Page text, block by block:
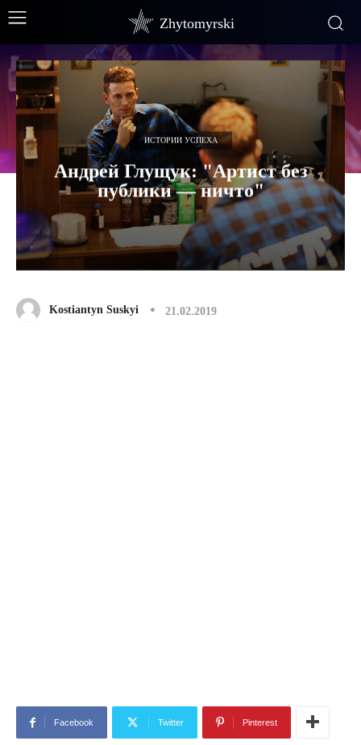
Zhytomyrski
ИСТОРИИ УСПЕХА
Андрей Глущук: "Артист без
публики — ничто"
Kostiantyn Suskyi 21.02.2019
Facebook Twitter Pinterest